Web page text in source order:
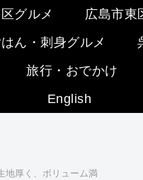
グルメ 広島市東
ん・刺身グルメ
旅行・おでかけ
English
地厚く、ボリューム満